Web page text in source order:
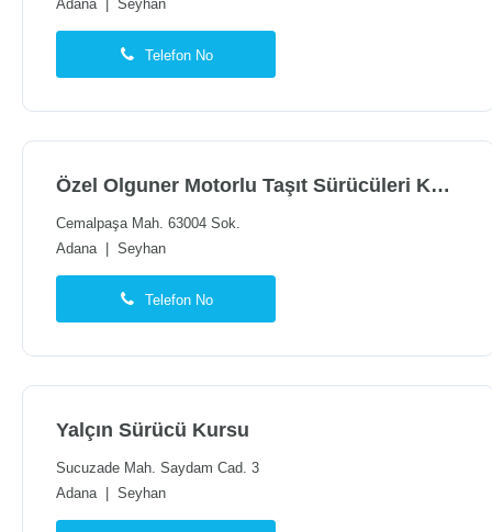
Adana| Seyhan
Telefon No
Özel Olguner Motorlu Taşıt Sürücüleri Kursu
Cemalpaşa Mah. 63004 Sok.
Adana| Seyhan
Telefon No
Yalçın Sürücü Kursu
Sucuzade Mah. Saydam Cad. 3
Adana| Seyhan